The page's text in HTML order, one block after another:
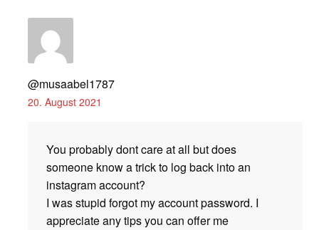
@musaabel1787
20. August 2021
You probably dont care at all but does
someone know a trick to log back into an
instagram account?
I was stupid forgot my account password. I
appreciate any tips you can offer me